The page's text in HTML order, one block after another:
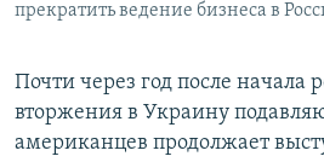
прекратить ведение бизнеса в
Почти через год после начала
вторжения в Украину
американцев продолжает